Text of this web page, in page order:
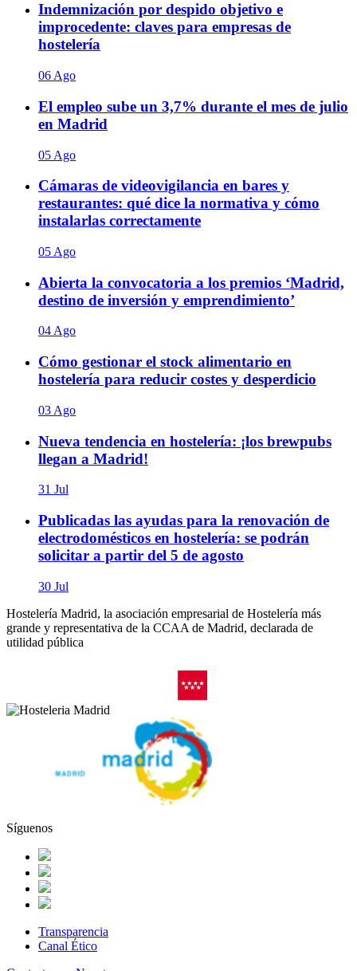
Indemnización por despido objetivo e
improcedente: claves para empresas de
hostelería
06 Ago
El empleo sube un 3,7% durante el mes de julio
en Madrid
05 Ago
Cámaras de videovigilancia en bares y
restaurantes: qué dice la normativa y cómo
instalarlas correctamente
05 Ago
Abierta la convocatoria a los premios ‘Madrid,
destino de inversión y emprendimiento’
04 Ago
Cómo gestionar el stock alimentario en
hostelería para reducir costes y desperdicio
03 Ago
Nueva tendencia en hostelería: ¡los brewpubs
llegan a Madrid!
31 Jul
Publicadas las ayudas para la renovación de
electrodomésticos en hostelería: se podrán
solicitar a partir del 5 de agosto
30 Jul
Hostelería Madrid, la asociación empresarial de Hostelería más
grande y representativa de la CCAA de Madrid, declarada de
utilidad pública
Síguenos
Transparencia
Canal Ético